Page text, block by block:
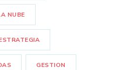
NUBE
GESTION